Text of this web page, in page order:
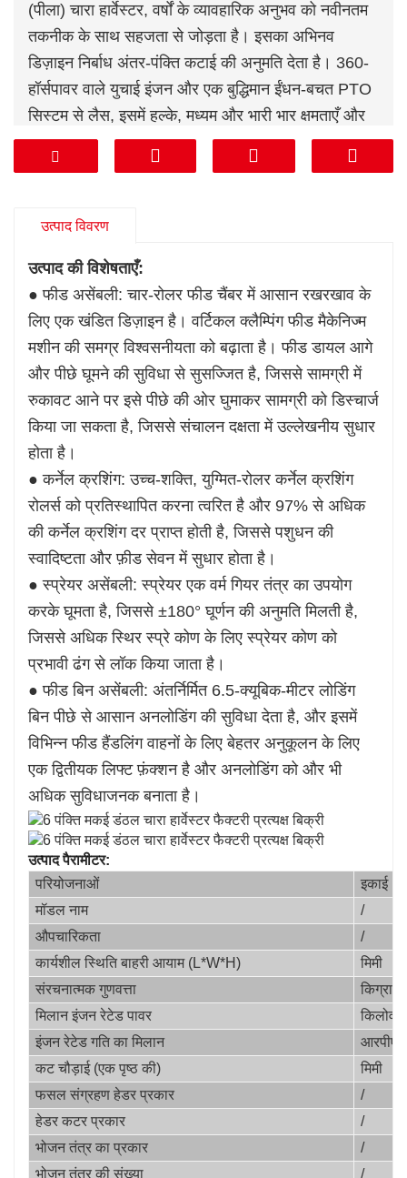
(पीला) चारा हार्वेस्टर, वर्षों के व्यावहारिक अनुभव को नवीनतम
तकनीक के साथ सहजता से जोड़ता है। इसका अभिनव
डिज़ाइन निर्बाध अंतर-पंक्ति कटाई की अनुमति देता है। 360-
हॉर्सपावर वाले युचाई इंजन और एक बुद्धिमान ईंधन-बचत PTO
सिस्टम से लैस, इसमें हल्के, मध्यम और भारी भार क्षमताएँ और
वैकल्पिक चार-पहिया ड्राइव की सुविधा है। कैब में एक
सस्पेंडेड सीट, एयर कंडीशनिंग, एक बड़ा एलसीडी डिस्प्ले और
उत्पाद विवरण
उत्पाद की विशेषताएँ:
● फीड असेंबली: चार-रोलर फीड चैंबर में आसान रखरखाव के
लिए एक खंडित डिज़ाइन है। वर्टिकल क्लैम्पिंग फीड मैकेनिज्म
मशीन की समग्र विश्वसनीयता को बढ़ाता है। फीड डायल आगे
और पीछे घूमने की सुविधा से सुसज्जित है, जिससे सामग्री में
रुकावट आने पर इसे पीछे की ओर घुमाकर सामग्री को डिस्चार्ज
किया जा सकता है, जिससे संचालन दक्षता में उल्लेखनीय सुधार
होता है।
● कर्नेल क्रशिंग: उच्च-शक्ति, युग्मित-रोलर कर्नेल क्रशिंग
रोलर्स को प्रतिस्थापित करना त्वरित है और 97% से अधिक
की कर्नेल क्रशिंग दर प्राप्त होती है, जिससे पशुधन की
स्वादिष्टता और फ़ीड सेवन में सुधार होता है।
● स्प्रेयर असेंबली: स्प्रेयर एक वर्म गियर तंत्र का उपयोग
करके घूमता है, जिससे ±180° घूर्णन की अनुमति मिलती है,
जिससे अधिक स्थिर स्प्रे कोण के लिए स्प्रेयर कोण को
प्रभावी ढंग से लॉक किया जाता है।
● फीड बिन असेंबली: अंतर्निर्मित 6.5-क्यूबिक-मीटर लोडिंग
बिन पीछे से आसान अनलोडिंग की सुविधा देता है, और इसमें
विभिन्न फीड हैंडलिंग वाहनों के लिए बेहतर अनुकूलन के लिए
एक द्वितीयक लिफ्ट फ़ंक्शन है और अनलोडिंग को और भी
अधिक सुविधाजनक बनाता है।
उत्पाद पैरामीटर:
परियोजनाओं
इकाई
मॉडल नाम
/
औपचारिकता
/
कार्यशील स्थिति बाहरी आयाम (L*W*H)
मिमी
संरचनात्मक गुणवत्ता
किग्रा
मिलान इंजन रेटेड पावर
किलोवाट
इंजन रेटेड गति का मिलान
आरपीएम
कट चौड़ाई (एक पृष्ठ की)
मिमी
फसल संग्रहण हेडर प्रकार
/
हेडर कटर प्रकार
/
भोजन तंत्र का प्रकार
/
भोजन तंत्र की संख्या
/